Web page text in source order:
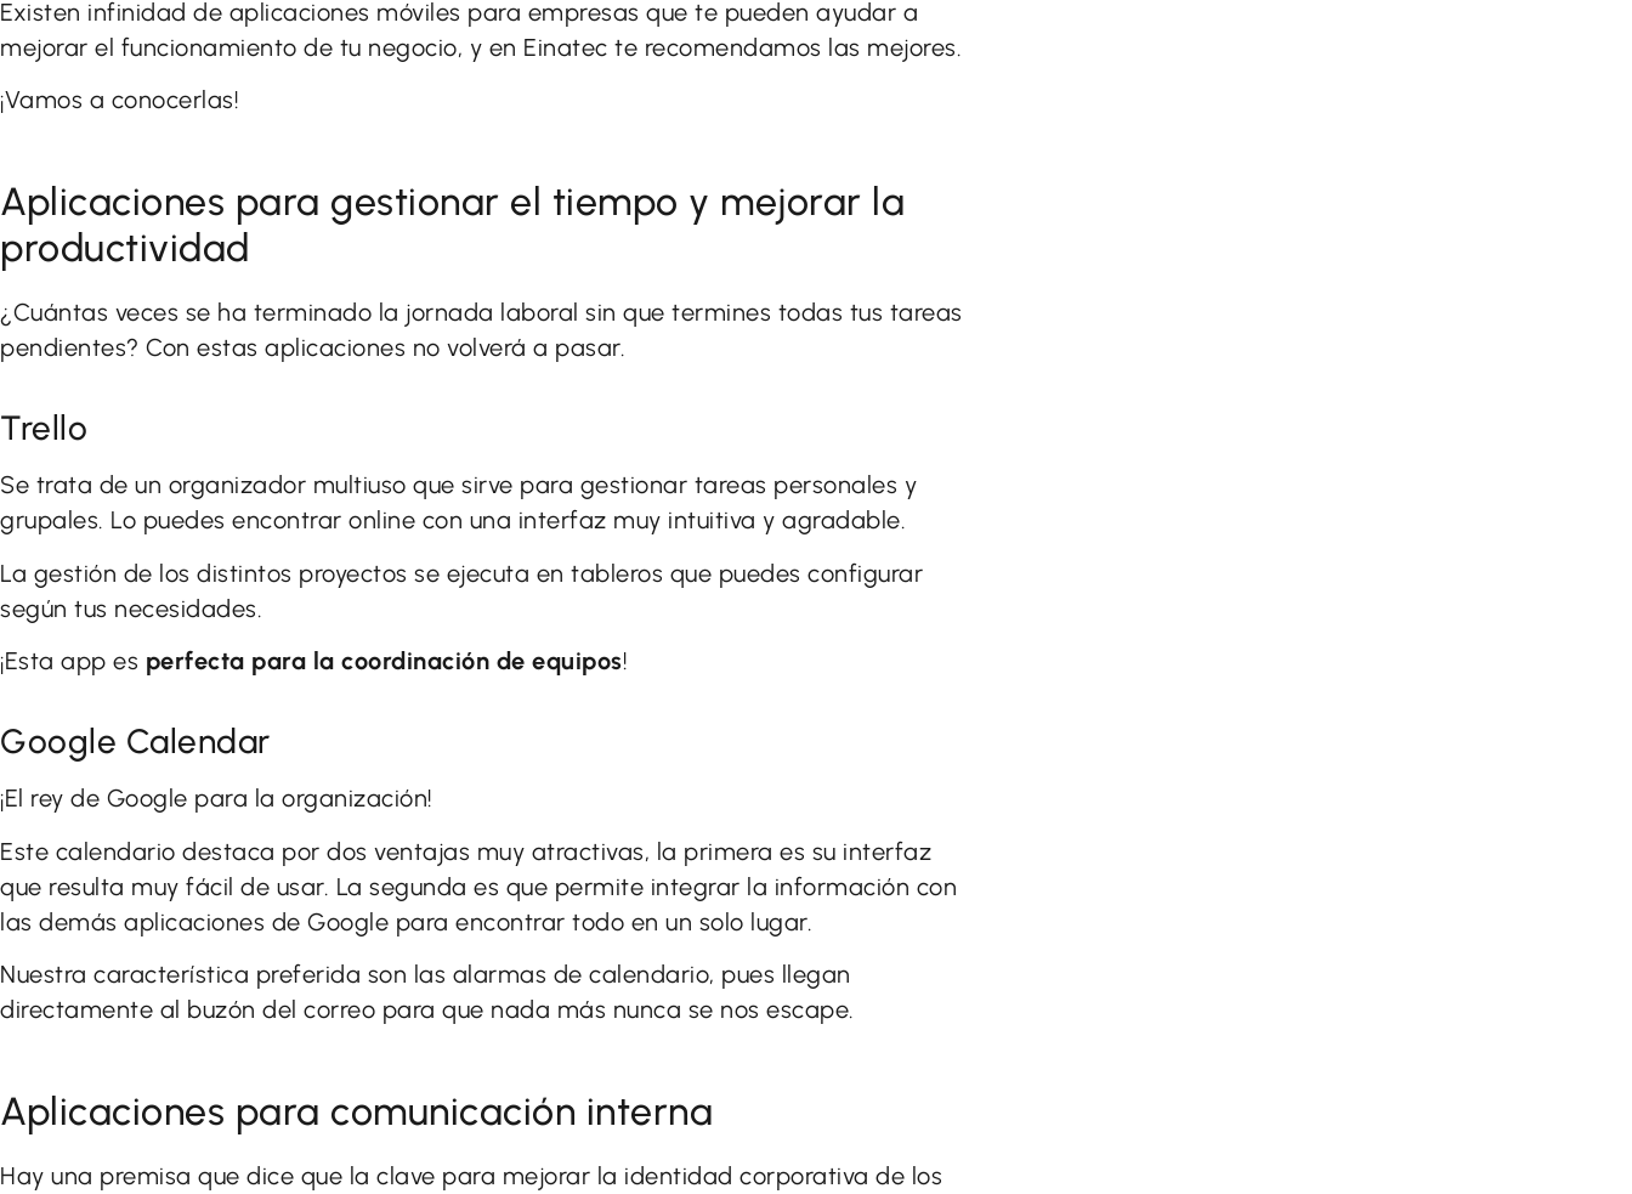
Existen infinidad de aplicaciones móviles para empresas que te pueden ayudar a
mejorar el funcionamiento de tu negocio, y en Einatec te recomendamos las mejores.
¡Vamos a conocerlas!
Aplicaciones para gestionar el tiempo y mejorar la
productividad
¿Cuántas veces se ha terminado la jornada laboral sin que termines todas tus tareas
pendientes? Con estas aplicaciones no volverá a pasar.
Trello
Se trata de un organizador multiuso que sirve para gestionar tareas personales y
grupales. Lo puedes encontrar online con una interfaz muy intuitiva y agradable.
La gestión de los distintos proyectos se ejecuta en tableros que puedes configurar
según tus necesidades.
¡Esta app es perfecta para la coordinación de equipos!
Google Calendar
¡El rey de Google para la organización!
Este calendario destaca por dos ventajas muy atractivas, la primera es su interfaz
que resulta muy fácil de usar. La segunda es que permite integrar la información con
las demás aplicaciones de Google para encontrar todo en un solo lugar.
Nuestra característica preferida son las alarmas de calendario, pues llegan
directamente al buzón del correo para que nada más nunca se nos escape.
Aplicaciones para comunicación interna
Hay una premisa que dice que la clave para mejorar la identidad corporativa de los